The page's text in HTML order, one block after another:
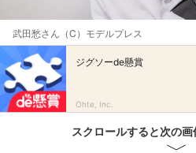
武田愁さん（C）モデルプレス
ジグソーde懸賞
Ohte, Inc.
スクロールすると次の